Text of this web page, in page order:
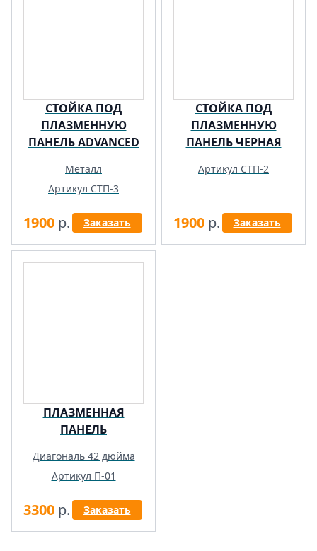
СТОЙКА ПОД
ПЛАЗМЕННУЮ
ПАНЕЛЬ ADVANCED
Металл
Артикул СТП-3
1900 р. Заказать
СТОЙКА ПОД
ПЛАЗМЕННУЮ
ПАНЕЛЬ ЧЕРНАЯ
Артикул СТП-2
1900 р. Заказать
ПЛАЗМЕННАЯ
ПАНЕЛЬ
Диагональ 42 дюйма
Артикул П-01
3300 р. Заказать